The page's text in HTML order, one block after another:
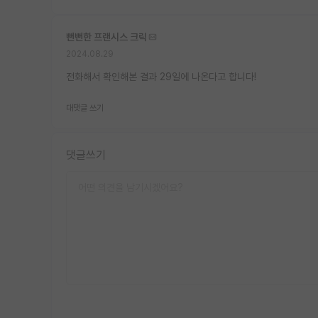
뻔뻔한 프랜시스 크릭
전화해서 확인해본 결과 29일에 나온다고 합니다!
대댓글 쓰기
댓글쓰기